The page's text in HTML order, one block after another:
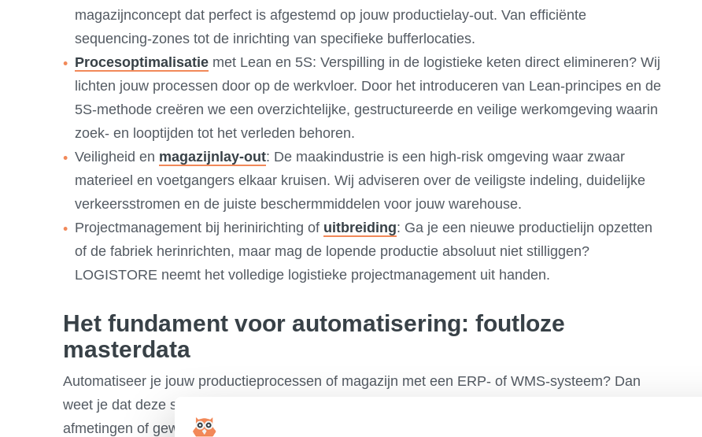
magazijnconcept dat perfect is afgestemd op jouw productielay-out. Van efficiënte
sequencing-zones tot de inrichting van specifieke bufferlocaties.
Procesoptimalisatie met Lean en 5S: Verspilling in de logistieke keten direct elimineren? Wij
lichten jouw processen door op de werkvloer. Door het introduceren van Lean-principes en de
5S-methode creëren we een overzichtelijke, gestructureerde en veilige werkomgeving waarin
zoek- en looptijden tot het verleden behoren.
Veiligheid en magazijnlay-out: De maakindustrie is een high-risk omgeving waar zwaar
materieel en voetgangers elkaar kruisen. Wij adviseren over de veiligste indeling, duidelijke
verkeersstromen en de juiste beschermmiddelen voor jouw warehouse.
Projectmanagement bij herinirichting of uitbreiding: Ga je een nieuwe productielijn opzetten
of de fabriek herinrichten, maar mag de lopende productie absoluut niet stilliggen?
LOGISTORE neemt het volledige logistieke projectmanagement uit handen.
Het fundament voor automatisering: foutloze
masterdata
Automatiseer je jouw productieprocessen of magazijn met een ERP- of WMS-systeem? Dan
weet je dat deze systemen alleen optimaal presteren als de data 100% klopt. Verkeerde
afmetingen of gewichten van binnenkomende componenten leiden tot foute opslaglocaties,